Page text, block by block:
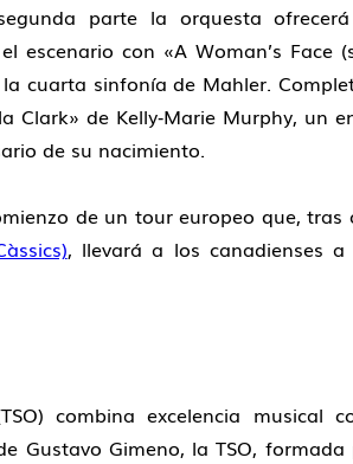
parte la orquesta
escenario con «A Woman’s Face
cuarta sinfonía de Mahler.
Clark» de Kelly‑Marie Murphy, un
de su nacimiento.
de un tour europeo que,
, llevará a los canadienses a
combina excelencia musical
Gustavo Gimeno, la TSO,